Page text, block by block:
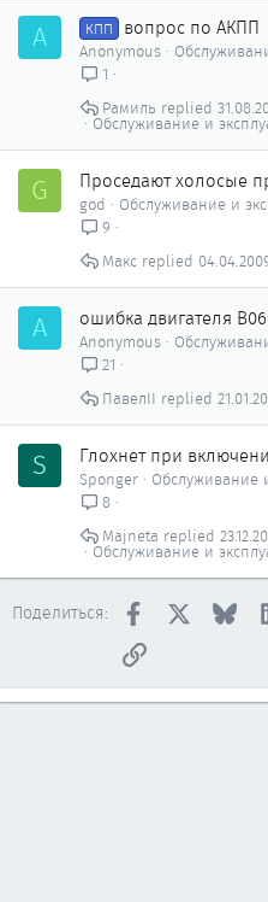
A КПП вопрос по АКПП
Anonymous
1
Обслуживание и
Рамиль
G Проседают холосые
god
Обслуживание и
9
Макс
A ошибка двигателя
Anonymous
21
ПавелII
S Глохнет при
Sponger
Обслуживание
8
Обслуживание и
Majneta
Поделиться: Facebook
Ссылка